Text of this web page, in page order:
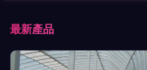
最新產品